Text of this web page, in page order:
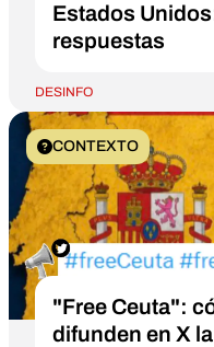
Estados
respuestas
DESINFO
CONTEXTO
"Free Ceuta":
difunden en X